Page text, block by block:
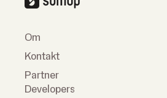
Om
Kontakt
Partner
Developers